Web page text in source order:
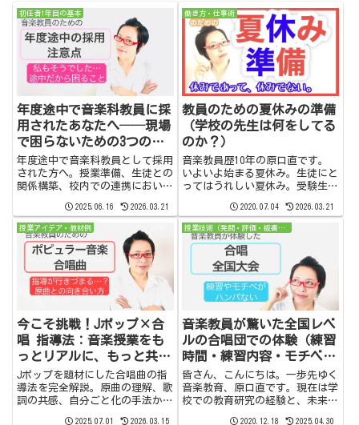
初任者1年目の基本
年度途中で音楽科教員に採
用されたあなたへ──現場
で困らないための3つの心
得
年度途中で音楽科教員として採用
された方へ。授業準備、生徒との
関係構築、校内での連携において
実体験に基づいて丁寧に解説しま
す。
2025.06.16 2026.03.21
働き方・仕事術
教員のための夏休みの準備
（学校の先生は何をしてる
のか？）
音楽教員歴10年の原口直です。
いよいよ始まる夏休み。生徒にと
ってはうれしい夏休み。受験生に
かもしれません。では、先生にと
っては夏休みはどのようなもので
しょうか。先生が考える夏休みの
準備。３つに分けてお話ししま
2020.07.04 2026.03.21
授業アイデア・教材例
今こそ挑戦！Jポップ×合
唱 指導法：音楽授業をも
っとリアルに、もっと共感
的に
Jポップを題材にした合唱曲の指
導法を完全解説。原曲の理解、歌
詞の共感、自分ごと化の手法か
2025.07.01 2026.03.15
授業技術（発問・評価・板書・声かけ）
音楽教員が驚いた全国レベ
ルの合唱団での体験（練習
時間・練習内容・モチベー
ション）
皆さん、こんにちは。一歩先ゆく
音楽教育、原口直です。現在は学
校での教育研究の経験と、未来に
2020.12.18 2025.04.30